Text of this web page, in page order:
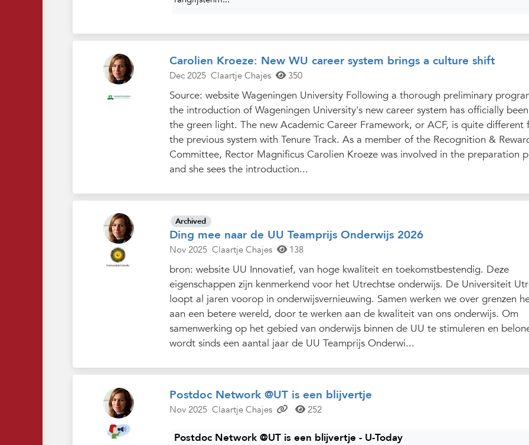
Carolien Kroeze: New WU career system brings a culture shift
Dec 2025 Claartje Chajes 350
Source: website Wageningen University Following a thorough preliminary
the introduction of Wageningen University's new career system has officially
the green light. The new Academic Career Framework, or ACF, is quite different
the previous system with Tenure Track. As a member of the Recognition &
Committee, Rector Magnificus Carolien Kroeze was involved in the preparation
and she sees the introduction...
Ding mee naar de UU Teamprijs Onderwijs 2026
Archived
Nov 2025 Claartje Chajes 138
bron: website UU Innovatief, van hoge kwaliteit en toekomstbestendig. Deze
eigenschappen zijn kenmerkend voor het Utrechtse onderwijs. De Universiteit
loopt al jaren voorop in onderwijsvernieuwing. Samen werken we over grenzen
aan een betere wereld, door te werken aan de kwaliteit van ons onderwijs. Om
samenwerking op het gebied van onderwijs binnen de UU te stimuleren en
wordt sinds een aantal jaar de UU Teamprijs Onderwi...
Postdoc Network @UT is een blijvertje
Nov 2025 Claartje Chajes 252
Postdoc Network @UT is een blijvertje - U-Today